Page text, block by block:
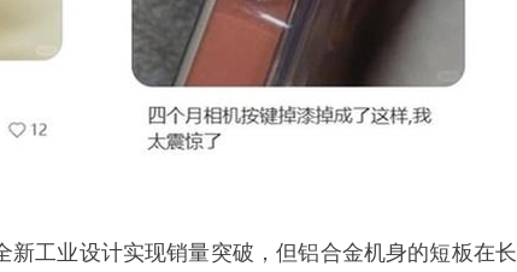
工业设计实现销量突破，但铝合金机身的短板在长